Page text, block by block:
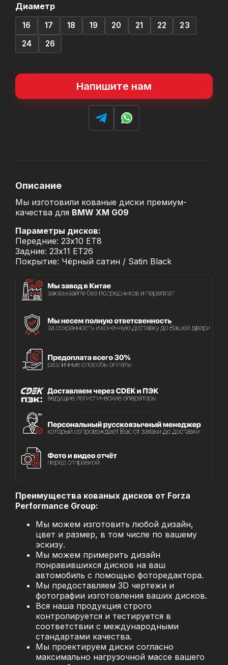
Диаметр
16 17 18 19 20 21 22
23
24
26
Напишите нам
Описание
Мы изготовили кованые диски премиум-
качества для BMW XM G09
Параметры дисков:
Передние: 23x10 ET8
Задние: 23x11 ET26
Покрытие: Чёрный сатин / Satin Black
Преимущества кованых дисков от Forza
Performance Group:
Мы можем изготовить любой дизайн,
цвет и размер, в том числе по вашему
эскизу.
Мы можем примерить дизайн
понравившихся дисков на ваш
автомобиль с помощью фоторедактора.
Мы предоставляем 3D чертежи и
фотографии изготовления ваших дисков.
Вся наша продукция строго
контролируется и тестируется в
соответствии с международными
стандартами качества.
Мы проектируем диски согласно
максимально нагрузочной массе вашего